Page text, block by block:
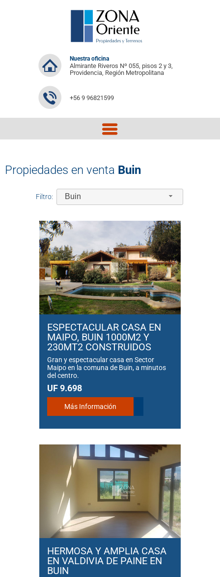
Nuestra oficina
Almirante Riveros Nº 055, pisos 2 y 3,
Providencia, Región Metropolitana
+56 9 96821599
Propiedades en venta Buin
Filtro: Buin
ESPECTACULAR CASA EN
MAIPO, BUIN 1000M2 Y
230MT2 CONSTRUIDOS
Gran y espectacular casa en Sector
Maipo en la comuna de Buin, a minutos
del centro.
UF 9.698
Más Información
HERMOSA Y AMPLIA CASA
EN VALDIVIA DE PAINE EN
BUIN